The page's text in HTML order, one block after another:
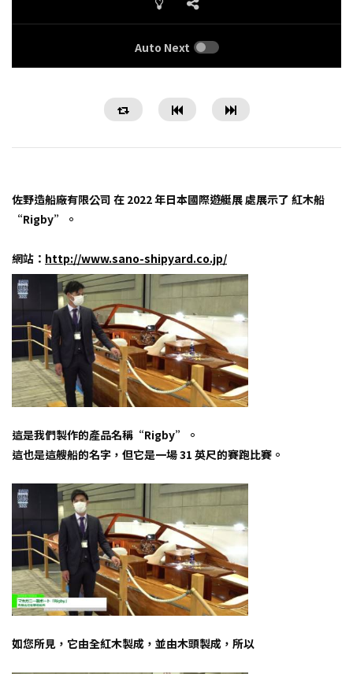
Auto Next
佐野造船廠有限公司 在 2022 年日本國際遊艇展 處展示了 紅木船
“Rigby”。
網站： http://www.sano-shipyard.co.jp/
這是我們製作的產品名稱“Rigby”。
這也是這艘船的名字，但它是一場 31 英尺的賽跑比賽。
如您所見，它由全紅木製成，並由木頭製成，所以